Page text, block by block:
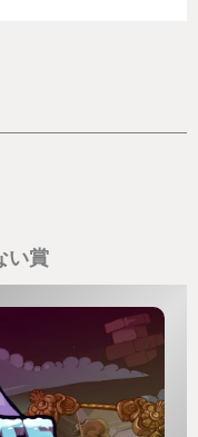
？と思うかもしれ
。とにかく見てく
い賞